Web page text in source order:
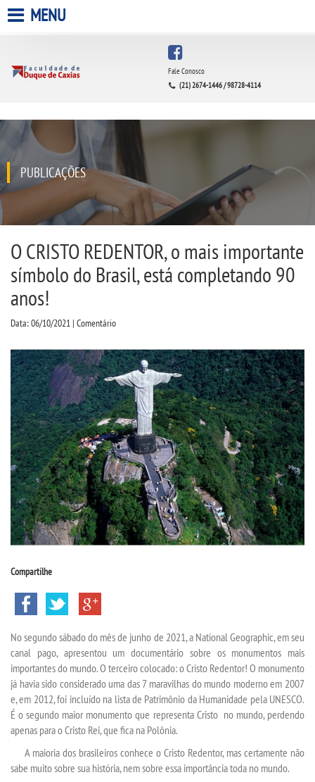
QUEM SOMOS
INFRAESTRUTURA
BIBLIOTECA
CPA
CPSA
PROUNI
FIES
CURSOS
BACHARELADOS
LICENCIATURAS
VESTIBULAR
TRANSFERÊNCIA
SEGUNDA GRADUAÇÃO
MENU
Fale Conosco
(21) 2674-1446 / 98728-4114
PUBLICAÇÕES
O CRISTO REDENTOR, o mais importante
símbolo do Brasil, está completando 90
anos!
Data: 06/10/2021 | Comentário
Compartilhe
No segundo sábado do mês de junho de 2021, a National Geographic, em seu
canal pago, apresentou um documentário sobre os monumentos mais
importantes do mundo. O terceiro colocado: o Cristo Redentor! O monumento
já havia sido considerado uma das 7 maravilhas do mundo moderno em 2007
e, em 2012, foi incluído na lista de Patrimônio da Humanidade pela UNESCO.
É o segundo maior monumento que representa Cristo no mundo, perdendo
apenas para o Cristo Rei, que fica na Polônia.
A maioria dos brasileiros conhece o Cristo Redentor, mas certamente não
sabe muito sobre sua história, nem sobre essa importância toda no mundo.